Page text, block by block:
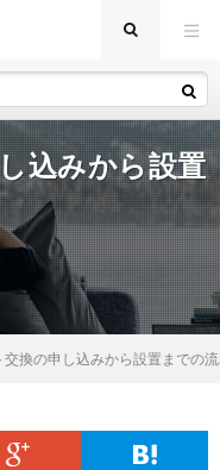
込みから設置
交換の申し込みから設置までの